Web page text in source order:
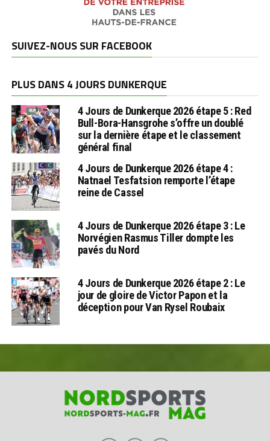
SUIVEZ-NOUS SUR FACEBOOK
PLUS DANS 4 JOURS DUNKERQUE
4 Jours de Dunkerque 2026 étape 5 : Red
Bull-Bora-Hansgrohe s’offre un doublé
sur la dernière étape et le classement
général final
4 Jours de Dunkerque 2026 étape 4 :
Natnael Tesfatsion remporte l’étape
reine de Cassel
4 Jours de Dunkerque 2026 étape 3 : Le
Norvégien Rasmus Tiller dompte les
pavés du Nord
4 Jours de Dunkerque 2026 étape 2 : Le
jour de gloire de Victor Papon et la
déception pour Van Rysel Roubaix